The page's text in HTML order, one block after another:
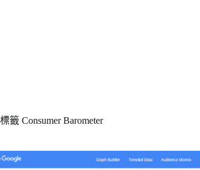
標籤 Consumer Barometer